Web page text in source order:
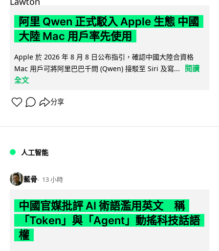
阿里 Qwen 正式駁入 Apple 生態 中國
大陸 Mac 用戶率先使用
Apple 於 2026 年 8 月 8 日公布指引，確認中國大陸合資格
Mac 用戶可將阿里巴巴千問 (Qwen) 接駁至 Siri 及寫...
閱讀
全文
分享
人工智能
藍骨 13 小時
中國官媒批評 AI 術語濫用英文 稱
「Token」與「Agent」動搖科技話語
權